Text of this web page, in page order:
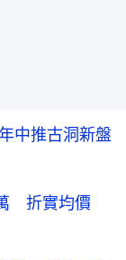
中推古洞新盤
折實均價